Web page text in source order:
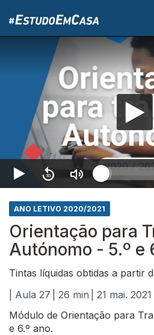
ANO LETIVO 2020/2021
Orientação para
Autónomo - 5.º e
Tintas líquidas obtidas a partir
| Aula 27
| 26 min
| 21 mai. 2021
Módulo de Orientação para
e 6.º ano.